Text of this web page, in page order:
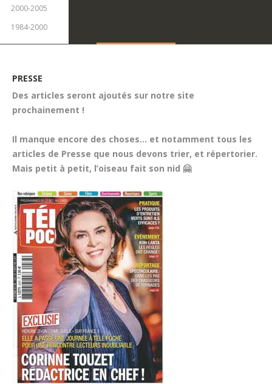
2000-2005
1984-2000
PRESSE
Des articles seront ajoutés sur notre site
prochainement !
Il manque encore des choses... et notamment tous les
articles de Presse que nous devons trier, et répertorier.
Mais petit à petit, l’oiseau fait son nid 🤗